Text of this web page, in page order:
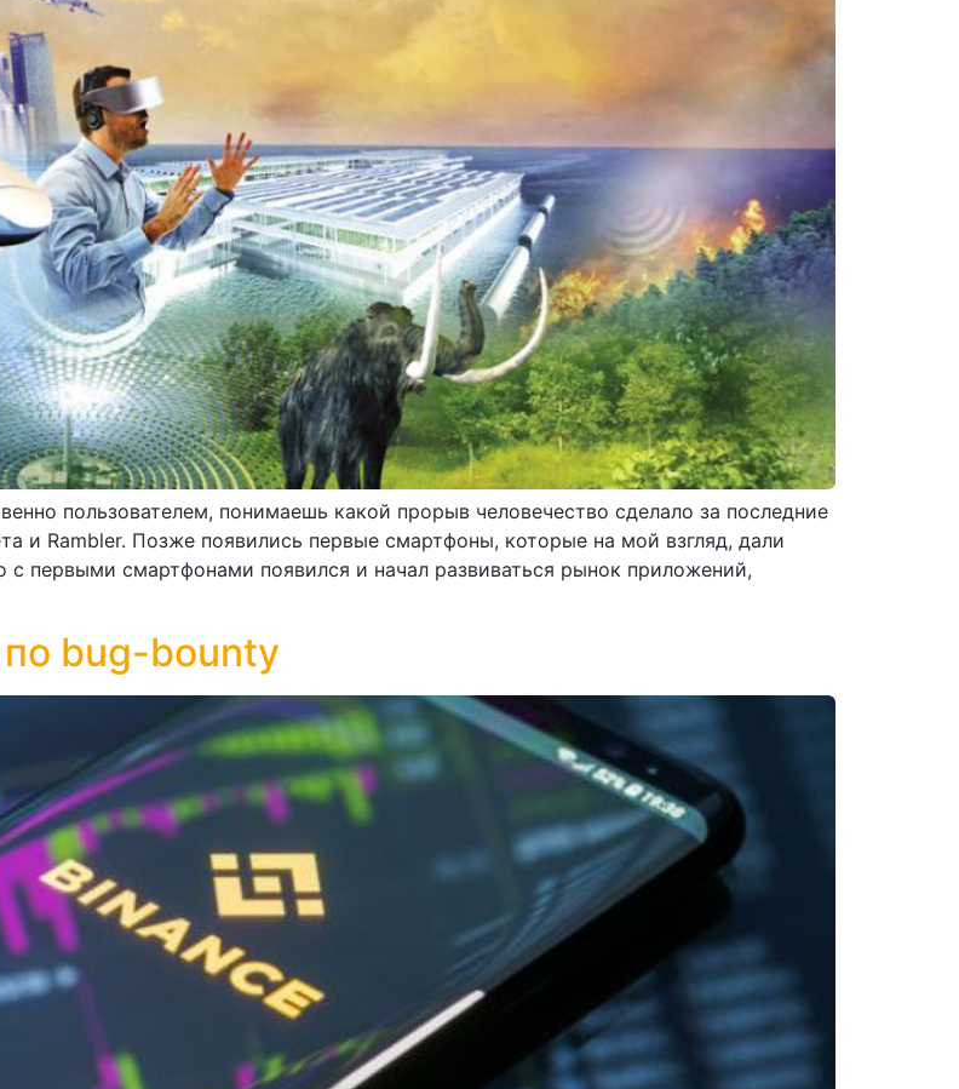
пользователем, понимаешь какой прорыв человечество сделало за последние
и Rambler. Позже появились первые смартфоны, которые на мой взгляд, дали
первыми смартфонами появился и начал развиваться рынок приложений,
bug-bounty